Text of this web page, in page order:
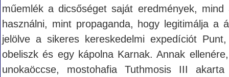
műemlék a dicsőséget saját eredmények,
használni, mint propaganda, hogy legitimálja
jelölve a sikeres kereskedelmi expedíciót
obeliszk és egy kápolna Karnak. Annak
unokaöccse, mostohafia Tuthmosis III